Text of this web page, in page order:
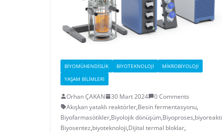
BIYOMÜHENDISLIK BIYOTEKNOLOJI
MIKROBIYOLOJI
YAŞAM BILIMLERI
Orhan ÇAKAN 30 Mart 2024
0 Comments
Akışkan yataklı reaktörler,Besin fermentasyonu,
Biyofarmasötikler,Biyolojik dönüşüm,Biyoproses,
Biyosentez,biyoteknoloji,Dijital termal bloklar,